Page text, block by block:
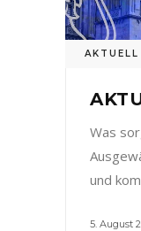
AKTUELL
Was
und
5. August